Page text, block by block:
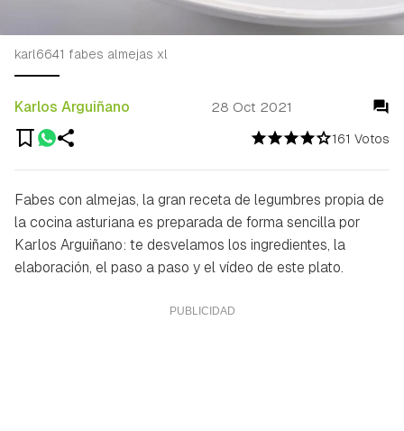
161 Votos
Karlos Arguiñano 28 Oct 2021
karl6641 fabes almejas xl
Fabes con almejas, la gran receta de legumbres propia de
la cocina asturiana es preparada de forma sencilla por
Karlos Arguiñano: te desvelamos los ingredientes, la
elaboración, el paso a paso y el vídeo de este plato.